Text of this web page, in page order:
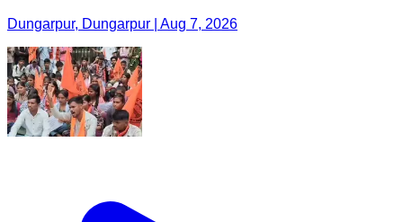
Dungarpur, Dungarpur | Aug 7, 2026